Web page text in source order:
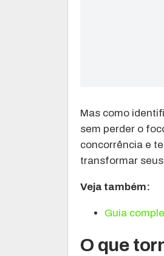
Mas como
sem perder o
concorrência e
transformar
Veja também:
Guia
O que